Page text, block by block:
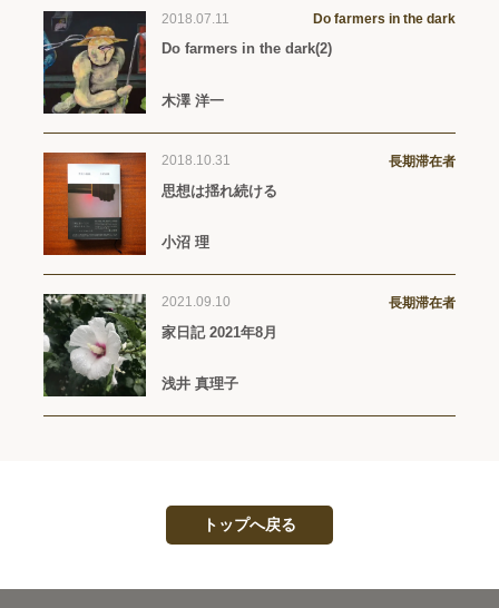
2018.07.11 Do farmers in the dark
Do farmers in the dark(2)
木澤 洋一
2018.10.31 長期滞在者
思想は揺れ続ける
小沼 理
2021.09.10 長期滞在者
家日記 2021年8月
浅井 真理子
トップへ戻る